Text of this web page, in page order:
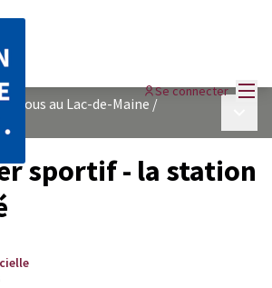
Se connecter
tous au Lac-de-Maine /
sportif - la station